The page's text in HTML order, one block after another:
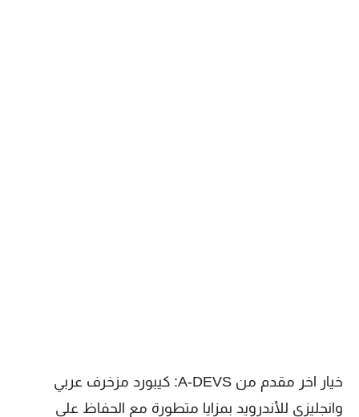
خيار اخر مقدم من A-DEVS: كيبورد مزخرف عربي
وانجليزي للأندرويد بمزايا متطورة مع الحفاظ على